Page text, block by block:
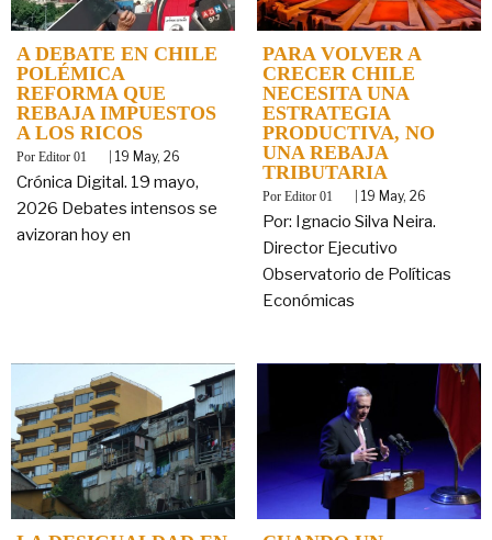
A DEBATE EN CHILE
POLÉMICA
REFORMA QUE
REBAJA IMPUESTOS
A LOS RICOS
By Editor 01 | 19 May, 26
Crónica Digital. 19 mayo,
2026 Debates intensos se
avizoran hoy en
PARA VOLVER A
CRECER CHILE
NECESITA UNA
ESTRATEGIA
PRODUCTIVA, NO
UNA REBAJA
TRIBUTARIA
By Editor 01 | 19 May, 26
Por: Ignacio Silva Neira.
Director Ejecutivo
Observatorio de Políticas
Económicas